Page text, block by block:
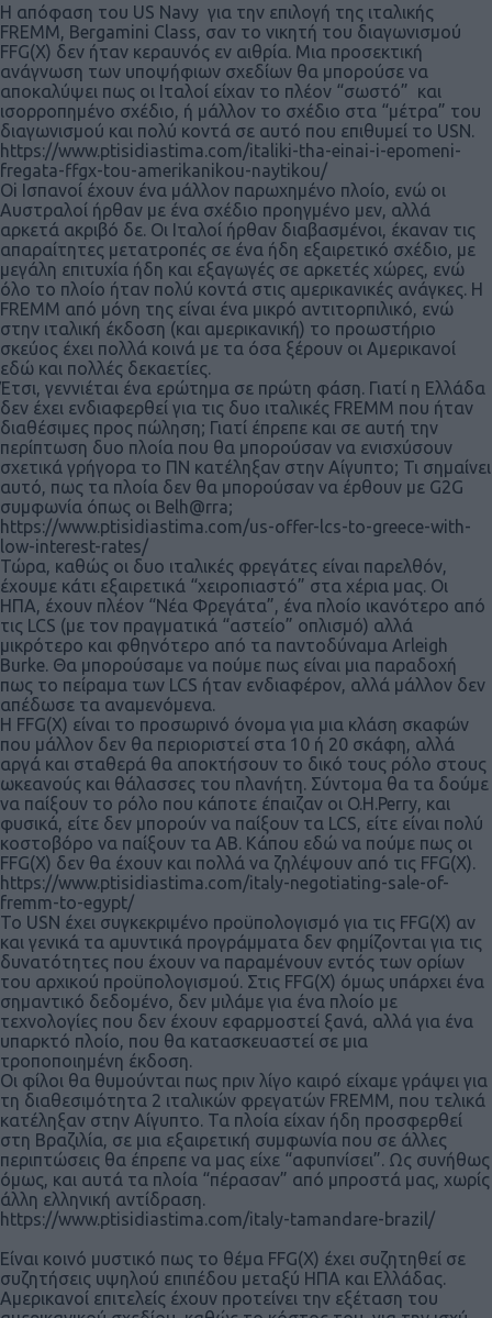
H απόφαση του US Navy για την επιλογή της ιταλικής
FREMM, Bergamini Class, σαν το νικητή του διαγωνισμού
FFG(X) δεν ήταν κεραυνός εν αιθρία. Μια προσεκτική
ανάγνωση των υποψήφιων σχεδίων θα μπορούσε να
αποκαλύψει πως οι Ιταλοί είχαν το πλέον “σωστό” και
ισορροπημένο σχέδιο, ή μάλλον το σχέδιο στα “μέτρα” του
διαγωνισμού και πολύ κοντά σε αυτό που επιθυμεί το USN.
https://www.ptisidiastima.com/italiki-tha-einai-i-epomeni-
fregata-ffgx-tou-amerikanikou-naytikou/
Oi Ισπανοί έχουν ένα μάλλον παρωχημένο πλοίο, ενώ οι
Αυστραλοί ήρθαν με ένα σχέδιο προηγμένο μεν, αλλά
αρκετά ακριβό δε. Οι Ιταλοί ήρθαν διαβασμένοι, έκαναν τις
απαραίτητες μετατροπές σε ένα ήδη εξαιρετικό σχέδιο, με
μεγάλη επιτυχία ήδη και εξαγωγές σε αρκετές χώρες, ενώ
όλο το πλοίο ήταν πολύ κοντά στις αμερικανικές ανάγκες. Η
FREMM από μόνη της είναι ένα μικρό αντιτορπιλικό, ενώ
στην ιταλική έκδοση (και αμερικανική) το προωστήριο
σκεύος έχει πολλά κοινά με τα όσα ξέρουν οι Αμερικανοί
εδώ και πολλές δεκαετίες.
Έτσι, γεννιέται ένα ερώτημα σε πρώτη φάση. Γιατί η Ελλάδα
δεν έχει ενδιαφερθεί για τις δυο ιταλικές FREMM που ήταν
διαθέσιμες προς πώληση; Γιατί έπρεπε και σε αυτή την
περίπτωση δυο πλοία που θα μπορούσαν να ενισχύσουν
σχετικά γρήγορα το ΠΝ κατέληξαν στην Αίγυπτο; Τι σημαίνει
αυτό, πως τα πλοία δεν θα μπορούσαν να έρθουν με G2G
συμφωνία όπως οι Belh@rra;
https://www.ptisidiastima.com/us-offer-lcs-to-greece-with-
low-interest-rates/
Τώρα, καθώς οι δυο ιταλικές φρεγάτες είναι παρελθόν,
έχουμε κάτι εξαιρετικά “χειροπιαστό” στα χέρια μας. Οι
ΗΠΑ, έχουν πλέον “Νέα Φρεγάτα”, ένα πλοίο ικανότερο από
τις LCS (με τον πραγματικά “αστείο” οπλισμό) αλλά
μικρότερο και φθηνότερο από τα παντοδύναμα Arleigh
Burke. Θα μπορούσαμε να πούμε πως είναι μια παραδοχή
πως το πείραμα των LCS ήταν ενδιαφέρον, αλλά μάλλον δεν
απέδωσε τα αναμενόμενα.
Η FFG(X) είναι το προσωρινό όνομα για μια κλάση σκαφών
που μάλλον δεν θα περιοριστεί στα 10 ή 20 σκάφη, αλλά
αργά και σταθερά θα αποκτήσουν το δικό τους ρόλο στους
ωκεανούς και θάλασσες του πλανήτη. Σύντομα θα τα δούμε
να παίξουν το ρόλο που κάποτε έπαιζαν οι O.H.Perry, και
φυσικά, είτε δεν μπορούν να παίξουν τα LCS, είτε είναι πολύ
κοστοβόρο να παίξουν τα ΑΒ. Κάπου εδώ να πούμε πως οι
FFG(X) δεν θα έχουν και πολλά να ζηλέψουν από τις FFG(X).
https://www.ptisidiastima.com/italy-negotiating-sale-of-
fremm-to-egypt/
Το USN έχει συγκεκριμένο προϋπολογισμό για τις FFG(X) αν
και γενικά τα αμυντικά προγράμματα δεν φημίζονται για τις
δυνατότητες που έχουν να παραμένουν εντός των ορίων
του αρχικού προϋπολογισμού. Στις FFG(X) όμως υπάρχει ένα
σημαντικό δεδομένο, δεν μιλάμε για ένα πλοίο με
τεχνολογίες που δεν έχουν εφαρμοστεί ξανά, αλλά για ένα
υπαρκτό πλοίο, που θα κατασκευαστεί σε μια
τροποποιημένη έκδοση.
Οι φίλοι θα θυμούνται πως πριν λίγο καιρό είχαμε γράψει για
τη διαθεσιμότητα 2 ιταλικών φρεγατών FREMM, που τελικά
κατέληξαν στην Αίγυπτο. Τα πλοία είχαν ήδη προσφερθεί
στη Βραζιλία, σε μια εξαιρετική συμφωνία που σε άλλες
περιπτώσεις θα έπρεπε να μας είχε “αφυπνίσει”. Ως συνήθως
όμως, και αυτά τα πλοία “πέρασαν” από μπροστά μας, χωρίς
άλλη ελληνική αντίδραση.
https://www.ptisidiastima.com/italy-tamandare-brazil/
Είναι κοινό μυστικό πως το θέμα FFG(X) έχει συζητηθεί σε
συζητήσεις υψηλού επιπέδου μεταξύ ΗΠΑ και Ελλάδας.
Αμερικανοί επιτελείς έχουν προτείνει την εξέταση του